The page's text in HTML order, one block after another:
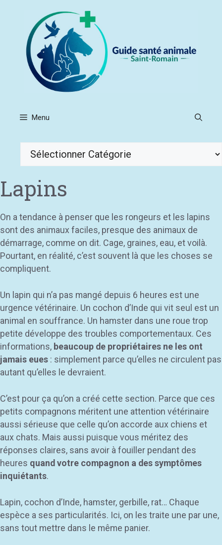
contenu
Menu
Catégories
Lapins
On a tendance à penser que les rongeurs et les lapins
sont des animaux faciles, presque des animaux de
démarrage, comme on dit. Cage, graines, eau, et voilà.
Pourtant, en réalité, c’est souvent là que les choses se
compliquent.
Un lapin qui n’a pas mangé depuis 6 heures est une
urgence vétérinaire. Un cochon d’Inde qui vit seul est un
animal en souffrance. Un hamster dans une roue trop
petite développe des troubles comportementaux. Ces
informations, beaucoup de propriétaires ne les ont
jamais eues : simplement parce qu’elles ne circulent pas
autant qu’elles le devraient.
C’est pour ça qu’on a créé cette section. Parce que ces
petits compagnons méritent une attention vétérinaire
aussi sérieuse que celle qu’on accorde aux chiens et
aux chats. Mais aussi puisque vous méritez des
réponses claires, sans avoir à fouiller pendant des
heures quand votre compagnon a des symptômes
inquiétants.
Lapin, cochon d’Inde, hamster, gerbille, rat… Chaque
espèce a ses particularités. Ici, on les traite une par une,
sans tout mettre dans le même panier.